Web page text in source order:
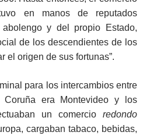
en manos de reputados
y del propio Estado,
de los descendientes de los
el origen de sus fortunas”.
para los intercambios entre
era Montevideo y los
un comercioredondo
cargaban tabaco, bebidas,